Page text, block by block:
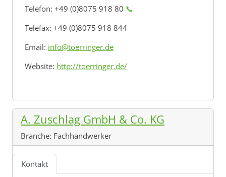
Telefon: +49 (0)8075 918 80 📞
Telefax: +49 (0)8075 918 844
Email: info@toerringer.de
Website: http://toerringer.de/
A. Zuschlag GmbH & Co. KG
Branche: Fachhandwerker
Kontakt